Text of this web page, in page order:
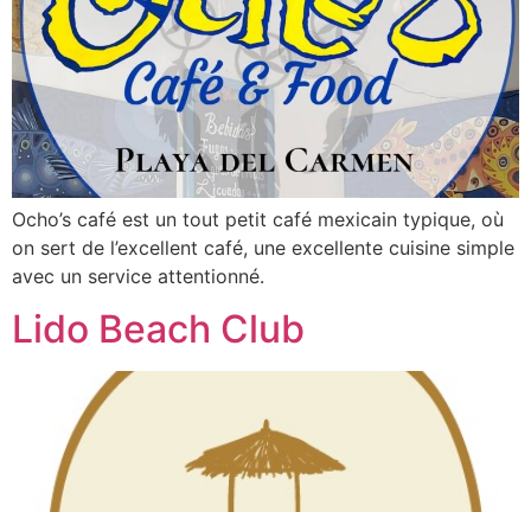
Ocho’s café est un tout petit café mexicain typique, où
on sert de l’excellent café, une excellente cuisine simple
avec un service attentionné.
Lido Beach Club